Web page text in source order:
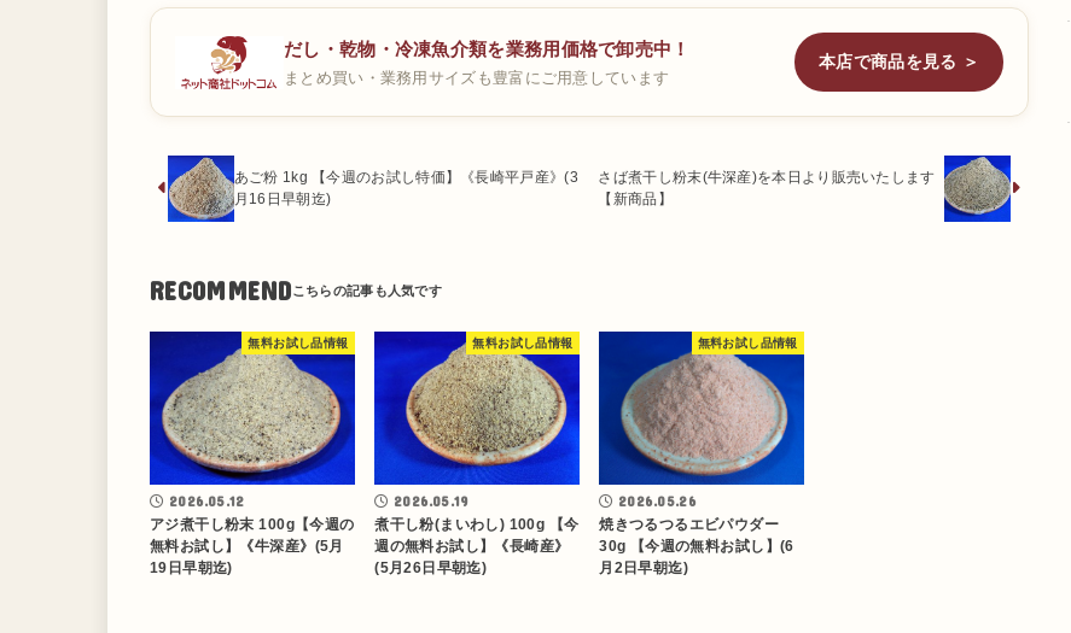
だし・乾物・冷凍魚介類を業務用価格で卸売中！
まとめ買い・業務用サイズも豊富にご用意しています
本店で商品を見る ＞
あご粉 1kg 【今週のお試し特価】《長崎平戸産》(3
月16日早朝迄)
さば煮干し粉末(牛深産)を本日より販売いたします
【新商品】
RECOMMEND
無料お試し品情報
2026.05.12
アジ煮干し粉末 100g【今週の
無料お試し】《牛深産》(5月
19日早朝迄)
無料お試し品情報
2026.05.19
煮干し粉(まいわし) 100g 【今
週の無料お試し】《長崎産》
(5月26日早朝迄)
無料お試し品情報
2026.05.26
焼きつるつるエビパウダー
30g 【今週の無料お試し】(6
月2日早朝迄)